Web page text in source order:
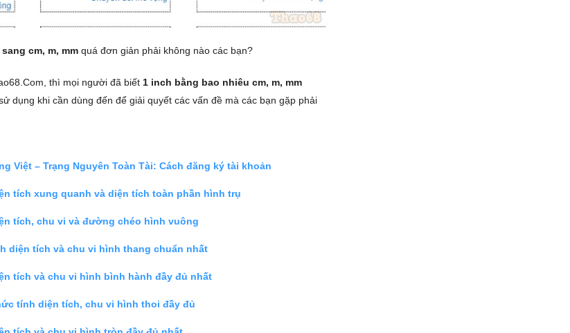
cm, m, mm quá đơn giản phải không nào các bạn?
thì mọi người đã biết 1 inch bằng bao nhiêu cm, m, mm
dụng khi cần dùng đến để giải quyết các vấn đề mà các bạn gặp phải
Việt – Trạng Nguyên Toàn Tài: Cách đăng ký tài khoản
tích xung quanh và diện tích toàn phần hình trụ
tích, chu vi và đường chéo hình vuông
diện tích và chu vi hình thang chuẩn nhất
tích và chu vi hình bình hành đầy đủ nhất
tính diện tích, chu vi hình thoi đầy đủ